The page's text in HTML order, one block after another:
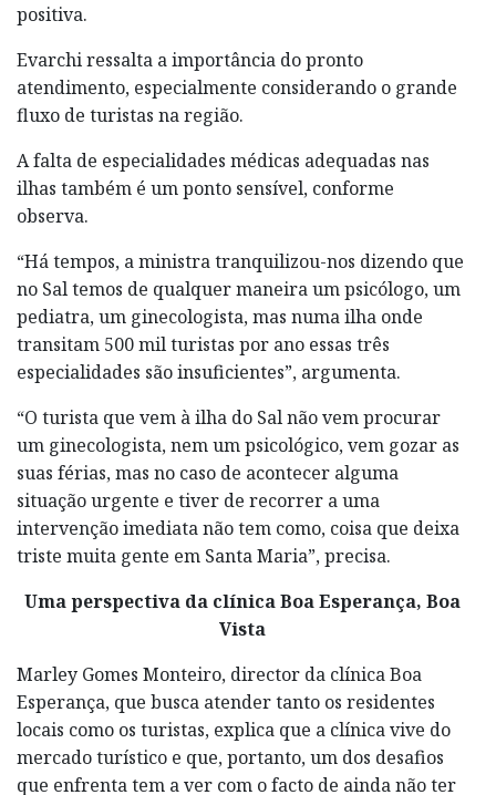
positiva.
Evarchi ressalta a importância do pronto
atendimento, especialmente considerando o grande
fluxo de turistas na região.
A falta de especialidades médicas adequadas nas
ilhas também é um ponto sensível, conforme
observa.
“Há tempos, a ministra tranquilizou-nos dizendo que
no Sal temos de qualquer maneira um psicólogo, um
pediatra, um ginecologista, mas numa ilha onde
transitam 500 mil turistas por ano essas três
especialidades são insuficientes”, argumenta.
“O turista que vem à ilha do Sal não vem procurar
um ginecologista, nem um psicológico, vem gozar as
suas férias, mas no caso de acontecer alguma
situação urgente e tiver de recorrer a uma
intervenção imediata não tem como, coisa que deixa
triste muita gente em Santa Maria”, precisa.
Uma perspectiva da clínica Boa Esperança, Boa
Vista
Marley Gomes Monteiro, director da clínica Boa
Esperança, que busca atender tanto os residentes
locais como os turistas, explica que a clínica vive do
mercado turístico e que, portanto, um dos desafios
que enfrenta tem a ver com o facto de ainda não ter